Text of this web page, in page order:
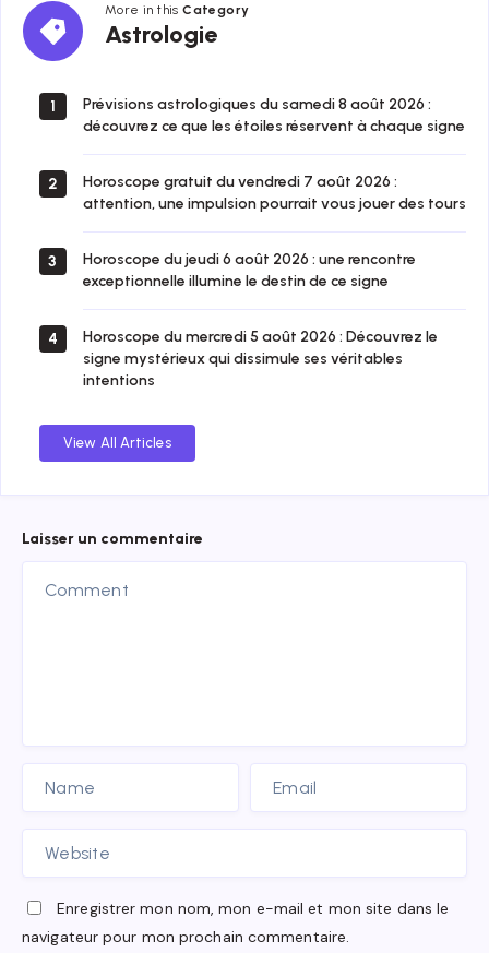
More in thisCategory
Astrologie
Astrologie
1
Prévisions astrologiques du samedi 8 août 2026 :
découvrez ce que les étoiles réservent à chaque signe
2
Horoscope gratuit du vendredi 7 août 2026 :
attention, une impulsion pourrait vous jouer des tours
3
Horoscope du jeudi 6 août 2026 : une rencontre
exceptionnelle illumine le destin de ce signe
4
Horoscope du mercredi 5 août 2026 : Découvrez le
signe mystérieux qui dissimule ses véritables
intentions
View All Articles
Laisser un commentaire
Enregistrer mon nom, mon e-mail et mon site dans le
navigateur pour mon prochain commentaire.